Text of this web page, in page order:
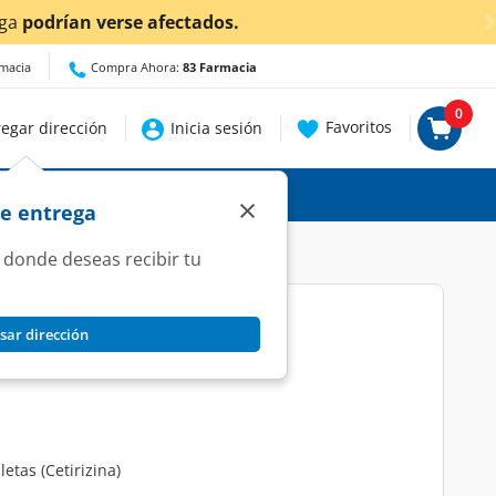
Compra Ahora: 83 Farmacia
dirección
entrega
deseas recibir tu
dirección
×
Inicia sesión Favoritos
0
(Cetirizina)